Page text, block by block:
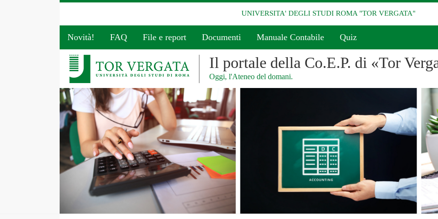
UNIVERSITA' DEGLI STUDI ROMA "TOR VERGATA"
Novità! FAQ File e report Documenti Manuale Contabile Quiz
Il portale della Co.E.P. di «Tor
Oggi, l'Ateneo del domani.